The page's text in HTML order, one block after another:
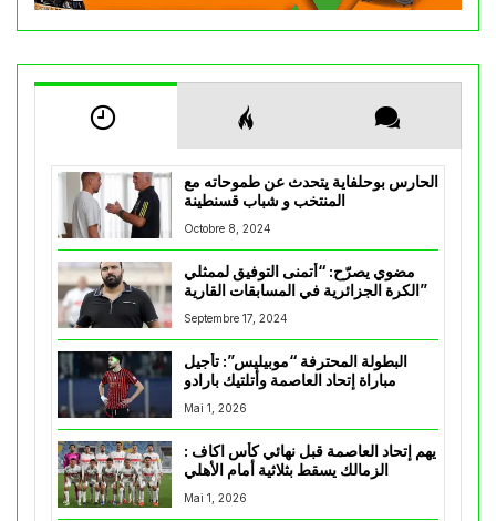
الحارس بوحلفاية يتحدث عن طموحاته مع
المنتخب و شباب قسنطينة
Octobre 8, 2024
مضوي يصرّح: “أتمنى التوفيق لممثلي
الكرة الجزائرية في المسابقات القارية”
Septembre 17, 2024
البطولة المحترفة “موبيليس”: تأجيل
مباراة إتحاد العاصمة وأتلتيك بارادو
Mai 1, 2026
يهم إتحاد العاصمة قبل نهائي كأس اكاف :
Mai 1, 2026